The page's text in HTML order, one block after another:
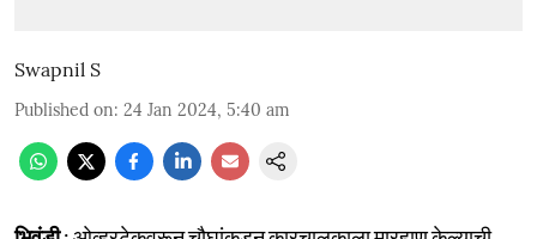
Swapnil S
Published on: 24 Jan 2024, 5:40 am